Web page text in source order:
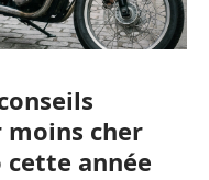
moins cher
cette année